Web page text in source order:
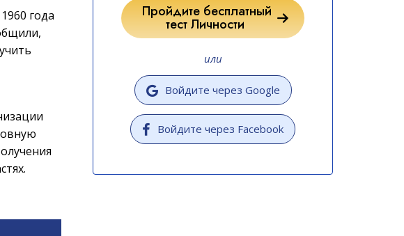
Пройдите бесплатный
тест Личности
или
Войдите через Google
Войдите через Facebook
года